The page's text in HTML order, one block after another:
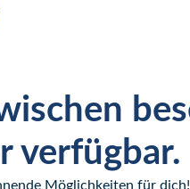
verfügbar.
Möglichkeiten für dich!